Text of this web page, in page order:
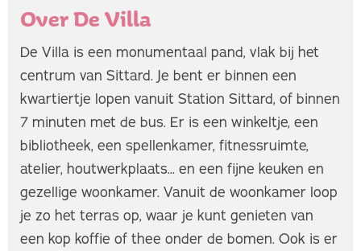
Over De Villa
De Villa is een monumentaal pand, vlak bij het
centrum van Sittard. Je bent er binnen een
kwartiertje lopen vanuit Station Sittard, of binnen
7 minuten met de bus. Er is een winkeltje, een
bibliotheek, een spellenkamer, fitnessruimte,
atelier, houtwerkplaats... en een fijne keuken en
gezellige woonkamer. Vanuit de woonkamer loop
je zo het terras op, waar je kunt genieten van
een kop koffie of thee onder de bomen. Ook is er